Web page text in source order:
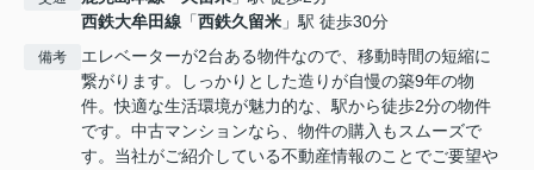
西鉄大牟田線 「西鉄久留米 」駅 徒歩30分
備考
エレベーターが2台ある物件なので、移動時間の短縮に
繋がります。しっかりとした造りが自慢の築9年の物
件。快適な生活環境が魅力的な、駅から徒歩2分の物件
です。中古マンションなら、物件の購入もスムーズで
す。当社がご紹介している不動産情報のことでご要望や